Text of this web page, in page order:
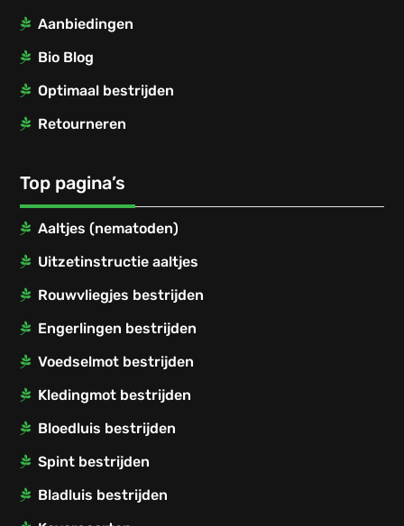
Aanbiedingen
Bio Blog
Optimaal bestrijden
Retourneren
Top pagina’s
Aaltjes (nematoden)
Uitzetinstructie aaltjes
Rouwvliegjes bestrijden
Engerlingen bestrijden
Voedselmot bestrijden
Kledingmot bestrijden
Bloedluis bestrijden
Spint bestrijden
Bladluis bestrijden